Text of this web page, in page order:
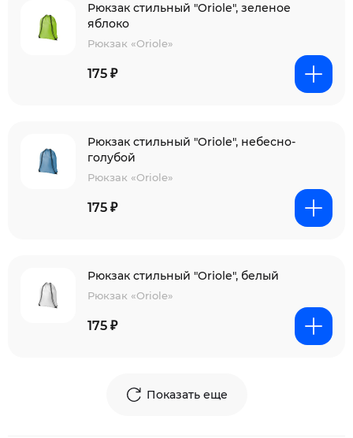
Рюкзак стильный "Oriole", зеленое
яблоко
Рюкзак «Oriole»
175 ₽
Рюкзак стильный "Oriole", небесно-
голубой
Рюкзак «Oriole»
175 ₽
Рюкзак стильный "Oriole", белый
Рюкзак «Oriole»
175 ₽
Показать еще